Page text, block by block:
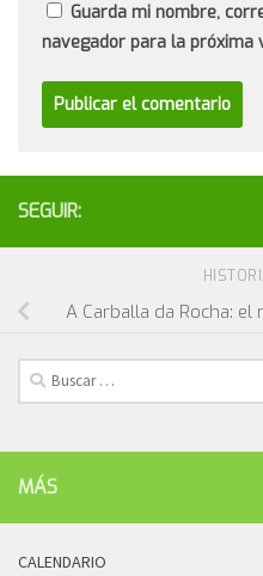
Guarda mi nombre,
navegador para la próxima
SEGUIR:
A Carballa da Rocha:
Buscar:
MÁS
CALENDARIO